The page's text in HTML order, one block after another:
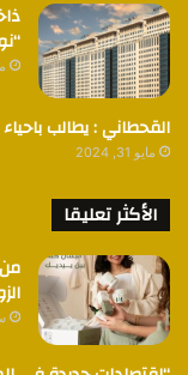
القحطاني : يطالب
مايو 31, 2024
الأكثر تعليقا